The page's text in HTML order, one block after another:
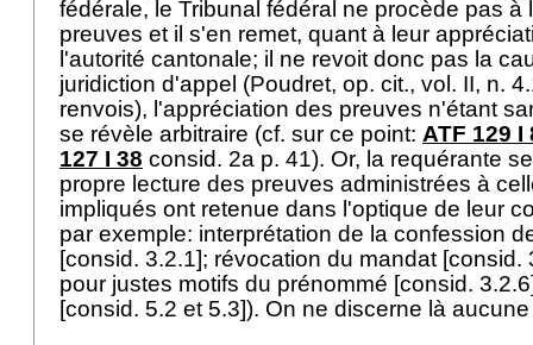
fédérale, le Tribunal fédéral ne procède pas à
preuves et il s'en remet, quant à leur
l'autorité cantonale; il ne revoit donc pas la
juridiction d'appel (Poudret, op. cit., vol. II, n.
renvois), l'appréciation des preuves n'étant
se révèle arbitraire (cf. sur ce point: ATF 129 I
127 I 38 consid. 2a p. 41). Or, la requérante
propre lecture des preuves administrées à
impliqués ont retenue dans l'optique de leur
par exemple: interprétation de la confession
[consid. 3.2.1]; révocation du mandat [consid.
pour justes motifs du prénommé [consid.
[consid. 5.2 et 5.3]). On ne discerne là